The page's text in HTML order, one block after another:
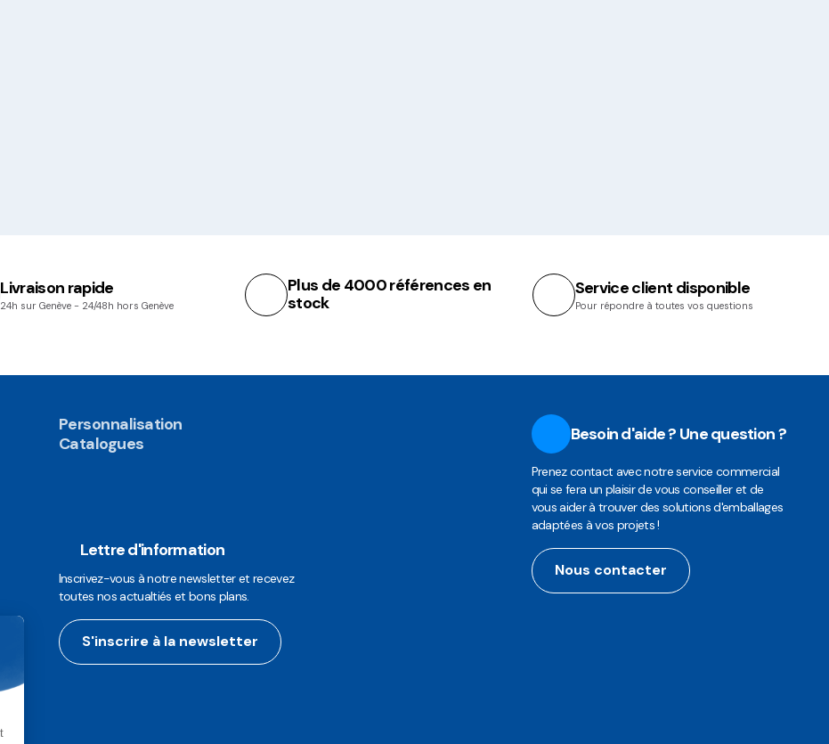
Livraison rapide
24h sur Genève - 24/48h hors Genève
Plus de 4000 références en
stock
Service client disponible
Pour répondre à toutes vos questions
Personnalisation
Catalogues
Lettre d'information
Inscrivez-vous à notre newsletter et recevez
toutes nos actualtiés et bons plans.
S'inscrire à la newsletter
Besoin d'aide ? Une question ?
Prenez contact avec notre service commercial
qui se fera un plaisir de vous conseiller et de
vous aider à trouver des solutions d'emballages
adaptées à vos projets !
Nous contacter